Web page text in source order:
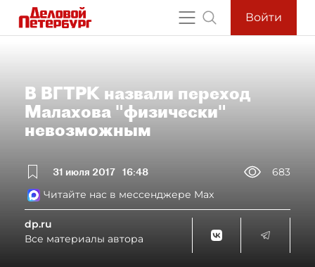
Войти
В ВГТРК назвали переход
Малахова "физически"
невозможным
31 июля 2017 16:48
683
Читайте нас в мессенджере Max
dp.ru
Все материалы автора